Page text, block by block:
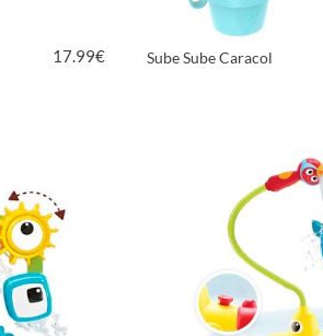
17.99€ Sube Sube Caracol